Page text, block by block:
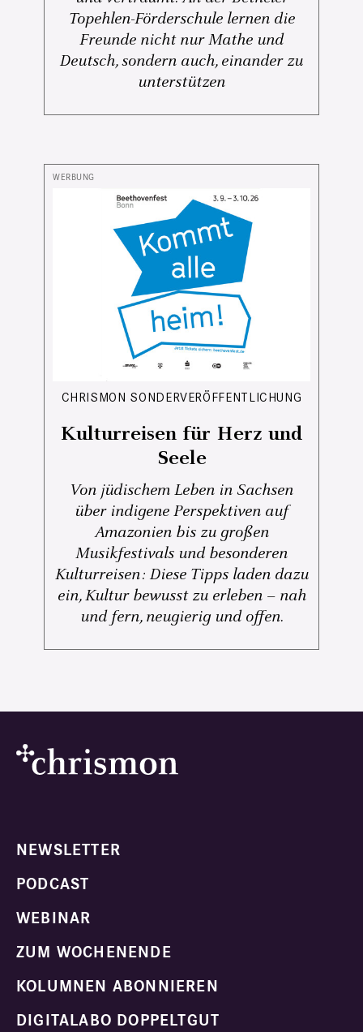
Topehlen-Förderschule lernen die
Freunde nicht nur Mathe und
Deutsch, sondern auch, einander zu
unterstützen
CHRISMON SONDERVERÖFFENTLICHUNG
Kulturreisen für Herz und
Seele
Von jüdischem Leben in Sachsen
über indigene Perspektiven auf
Amazonien bis zu großen
Musikfestivals und besonderen
Kulturreisen: Diese Tipps laden dazu
ein, Kultur bewusst zu erleben – nah
und fern, neugierig und offen.
NEWSLETTER
PODCAST
WEBINAR
ZUM WOCHENENDE
KOLUMNEN ABONNIEREN
DIGITALABO DOPPELTGUT